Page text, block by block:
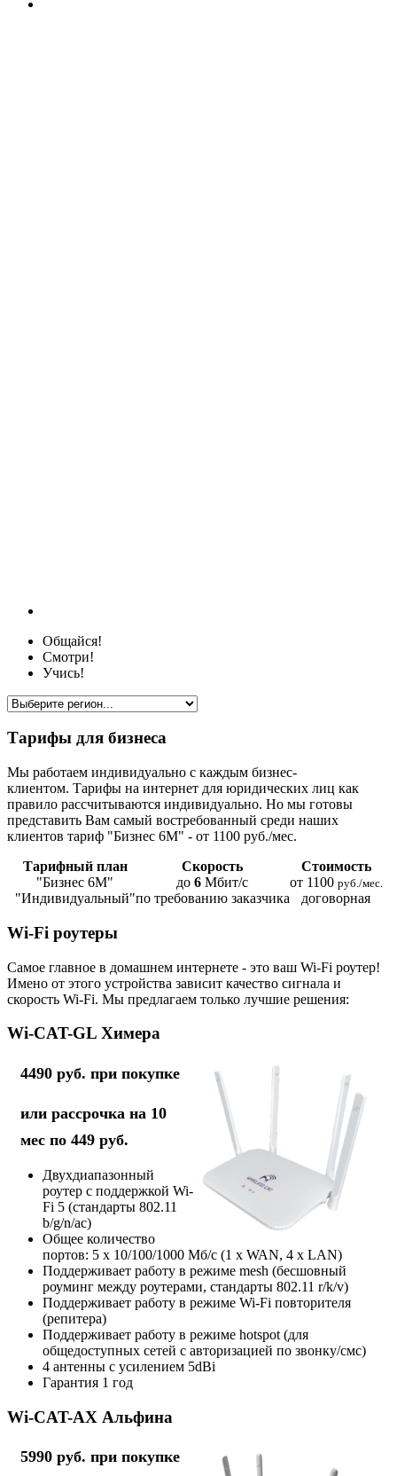
Общайся!
Смотри!
Учись!
Тарифы для бизнеса
Мы работаем индивидуально с каждым бизнес-
клиентом. Тарифы на интернет для юридических лиц как
правило рассчитываются индивидуально. Но мы готовы
представить Вам самый востребованный среди наших
клиентов тариф "Бизнес 6М" - от 1100 руб./мес.
Тарифный план
Скорость
Стоимость
"Бизнес 6М"
до 6 Мбит/с от 1100 руб./мес.
"Индивидуальный"по требованию заказчика договорная
Wi-Fi роутеры
Самое главное в домашнем интернете - это ваш Wi-Fi роутер!
Имено от этого устройства зависит качество сигнала и
скорость Wi-Fi. Мы предлагаем только лучшие решения:
Wi-CAT-GL Химера
4490 руб. при покупке
или рассрочка на 10
мес по 449 руб.
Двухдиапазонный
роутер с поддержкой Wi-
Fi 5 (стандарты 802.11
b/g/n/ac)
Общее количество
портов: 5 х 10/100/1000 Мб/с (1 x WAN, 4 x LAN)
Поддерживает работу в режиме mesh (бесшовный
роуминг между роутерами, стандарты 802.11 r/k/v)
Поддерживает работу в режиме Wi-Fi повторителя
(репитера)
Поддерживает работу в режиме hotspot (для
общедоступных сетей с авторизацией по звонку/смс)
4 антенны с усилением 5dBi
Гарантия 1 год
Wi-CAT-AX Альфина
5990 руб. при покупке